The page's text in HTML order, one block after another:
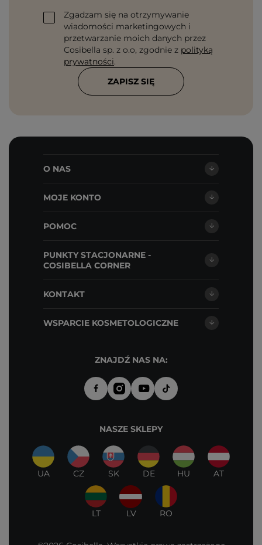
Zgadzam się na otrzymywanie
wiadomości marketingowych i
przetwarzanie moich danych przez
Cosibella sp. z o.o, zgodnie z polityką
prywatności.
ZAPISZ SIĘ
O NAS
MOJE KONTO
POMOC
PUNKTY STACJONARNE -
COSIBELLA CORNER
KONTAKT
WSPARCIE KOSMETOLOGICZNE
ZNAJDŹ NAS NA:
NASZE SKLEPY
UA CZ SK DE HU AT
LT LV RO